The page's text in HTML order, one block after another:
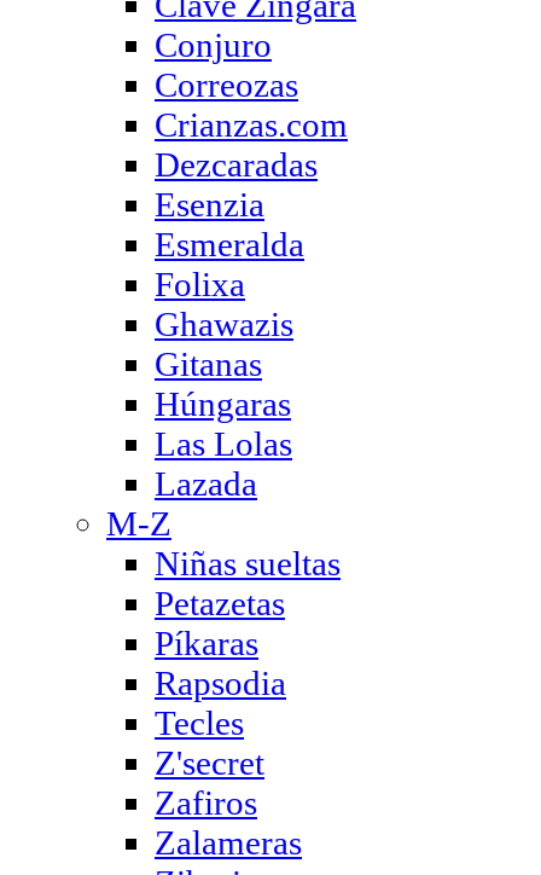
Conjuro
Correozas
Crianzas.com
Dezcaradas
Esenzia
Esmeralda
Folixa
Ghawazis
Gitanas
Húngaras
Las Lolas
Lazada
M-Z
Niñas sueltas
Petazetas
Píkaras
Rapsodia
Tecles
Z'secret
Zafiros
Zalameras